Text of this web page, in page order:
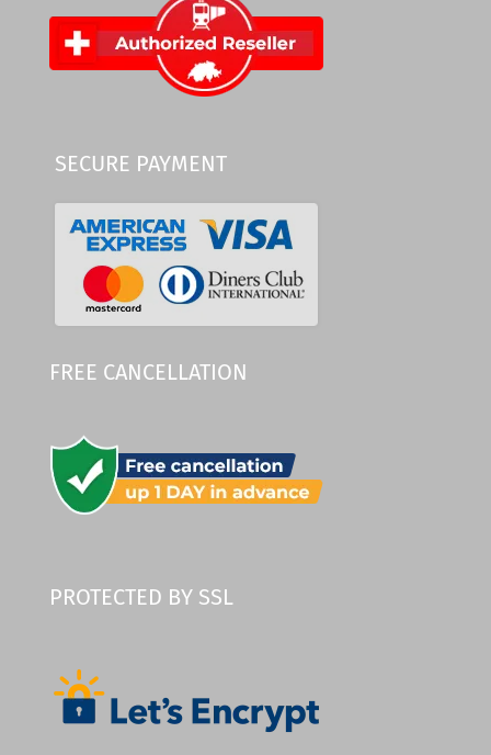
SECURE PAYMENT
FREE CANCELLATION
PROTECTED BY SSL